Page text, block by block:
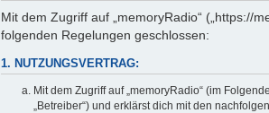
Mit dem Zugriff auf „memoryRadio“ („https://
folgenden Regelungen geschlossen:
1. NUTZUNGSVERTRAG:
Mit dem Zugriff auf „memoryRadio“ (im
„Betreiber“) und erklärst dich mit den